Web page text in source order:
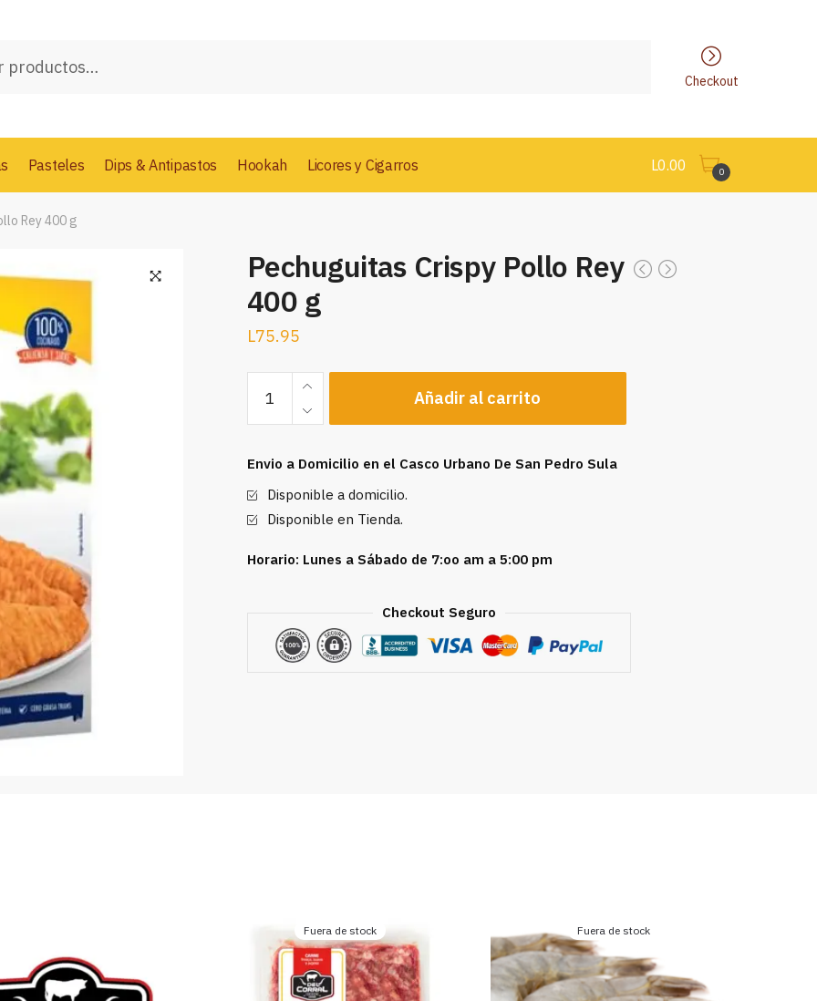
Checkout
Pasteles Dips & Antipastos Hookah Licores y Cigarros L0.00 0
Rey 400 g
Pechuguitas Crispy Pollo Rey
400 g
L75.95
Pechuguitas
Crispy
Pollo
400
g
cantidad
Añadir al carrito
Envio a Domicilio en el Casco Urbano De San Pedro Sula
Disponible a domicilio.
Disponible en Tienda.
Horario: Lunes a Sábado de 7:oo am a 5:00 pm
Checkout Seguro
Fuera de stock Fuera de stock